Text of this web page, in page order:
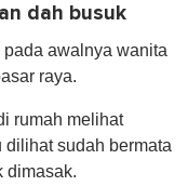
dah busuk
awalnya wanita
raya.
rumah melihat
sudah bermata
dimasak.